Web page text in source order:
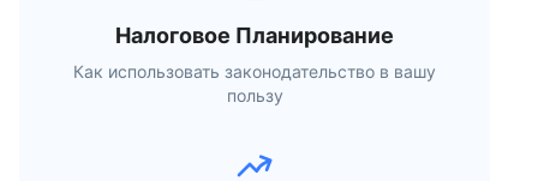
Налоговое Планирование
Как использовать законодательство в вашу
пользу